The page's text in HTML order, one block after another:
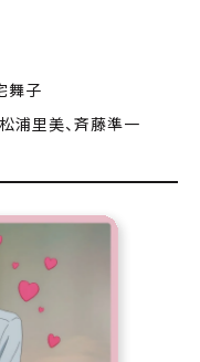
舞子
浦里美、斉藤準一